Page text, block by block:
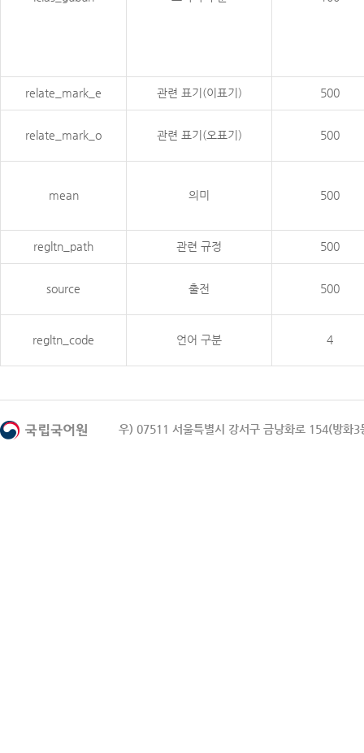
relate_mark_e 관련 표기(이표기) 500
relate_mark_o 관련 표기(오표기) 500
mean 의미 500
regltn_path 관련 규정 500
source 출전 500
regltn_code 언어 구분 4
우) 07511 서울특별시 강서구 금낭화로 154(방화3